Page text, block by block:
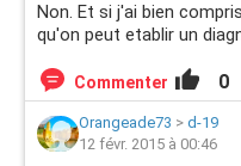
Non. Et si j'ai bien
qu'on peut etablir un
Commenter 0
Orangeade73 > d-19
12 févr. 2015 à 00:46